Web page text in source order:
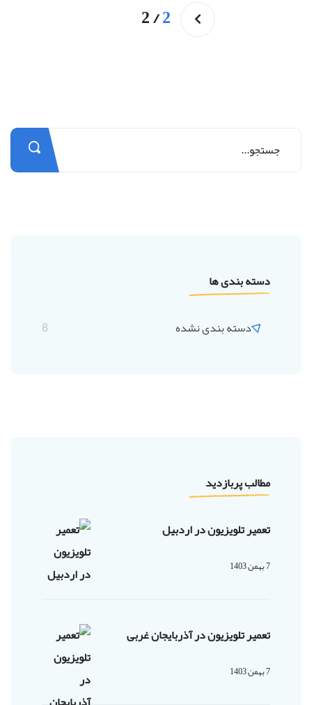
2
/
2
دسته بندی ها
دسته بندی نشده 8
مطالب پربازدید
تعمیر تلویزیون در اردبیل
7 بهمن 1403
تعمیر تلویزیون در آذربایجان غربی
7 بهمن 1403